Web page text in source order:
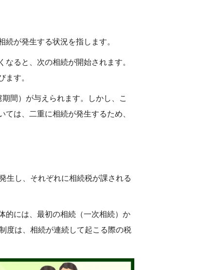
が発生する状況を指します。
ると、次の相続が開始されます。
ます。
間）が与えられます。しかし、こ
は、二重に相続が発生するため、
生し、それぞれに相続税が課される
的には、最初の相続（一次相続）か
度は、相続が連続して起こる際の税